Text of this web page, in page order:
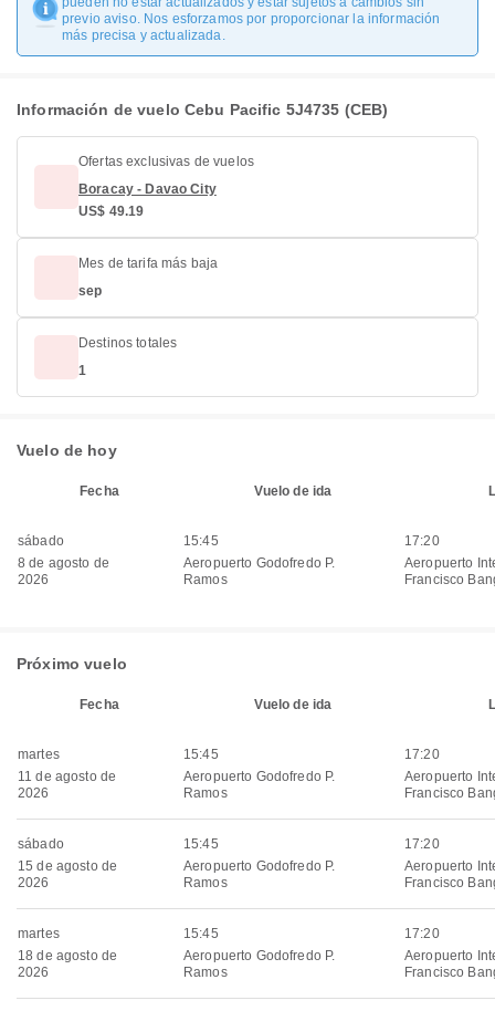
previo aviso. Nos esforzamos por proporcionar la información
más precisa y actualizada.
Información de vuelo Cebu Pacific 5J4735 (CEB)
Ofertas exclusivas de vuelos
Boracay - Davao City
US$ 49.19
Mes de tarifa más baja
sep
Destinos totales
1
Vuelo de hoy
Fecha Vuelo de ida
sábado
8 de agosto de
2026
15:45
Aeropuerto Godofredo P.
Ramos​​
17:20
Aeropuerto
Francisco
Próximo vuelo
Fecha Vuelo de ida
martes
11 de agosto de
2026
15:45
Aeropuerto Godofredo P.
Ramos​​
17:20
Aeropuerto
Francisco
sábado
15 de agosto de
2026
15:45
Aeropuerto Godofredo P.
Ramos​​
17:20
Aeropuerto
Francisco
martes
18 de agosto de
2026
15:45
Aeropuerto Godofredo P.
Ramos​​
17:20
Aeropuerto
Francisco